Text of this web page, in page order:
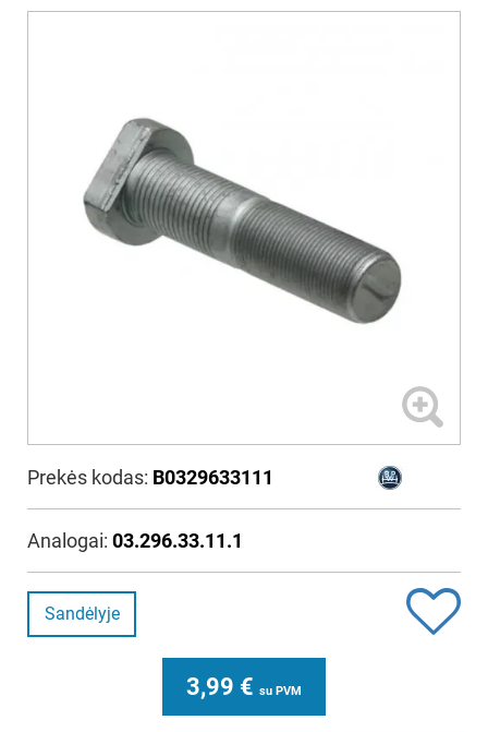
Prekės kodas: B0329633111
Analogai: 03.296.33.11.1
Sandėlyje
3,99 € su PVM